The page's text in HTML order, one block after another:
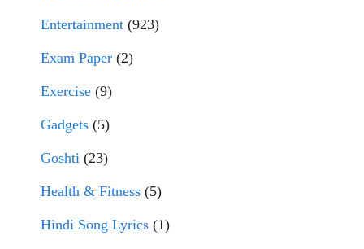
Entertainment (923)
Exam Paper (2)
Exercise (9)
Gadgets (5)
Goshti (23)
Health & Fitness (5)
Hindi Song Lyrics (1)